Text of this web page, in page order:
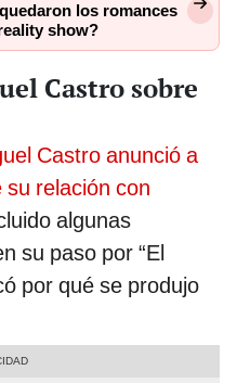
los romances
show?
Castro sobre
Castro anunció a
relación con
algunas
su paso por “El
por qué se produjo